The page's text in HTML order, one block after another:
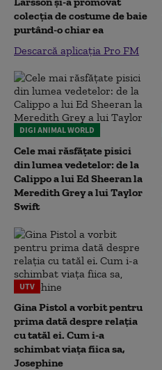
colecția de costume de baie
purtând-o chiar ea
Descarcă aplicația Pro FM
DIGI ANIMAL WORLD
Cele mai răsfățate pisici
din lumea vedetelor: de la
Calippo a lui Ed Sheeran la
Meredith Grey a lui Taylor
Swift
UTV
Gina Pistol a vorbit pentru
prima dată despre relația
cu tatăl ei. Cum i-a
schimbat viața fiica sa,
Josephine